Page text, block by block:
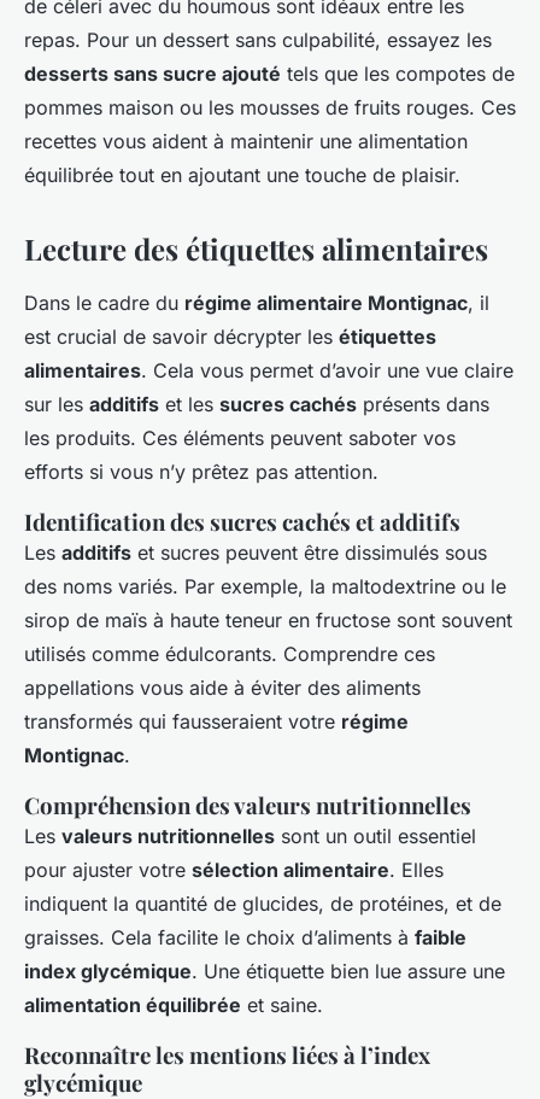
de céleri avec du houmous sont idéaux entre les
repas. Pour un dessert sans culpabilité, essayez les
desserts sans sucre ajouté tels que les compotes de
pommes maison ou les mousses de fruits rouges. Ces
recettes vous aident à maintenir une alimentation
équilibrée tout en ajoutant une touche de plaisir.
Lecture des étiquettes alimentaires
Dans le cadre du régime alimentaire Montignac, il
est crucial de savoir décrypter les étiquettes
alimentaires. Cela vous permet d’avoir une vue claire
sur les additifs et les sucres cachés présents dans
les produits. Ces éléments peuvent saboter vos
efforts si vous n’y prêtez pas attention.
Identification des sucres cachés et additifs
Les additifs et sucres peuvent être dissimulés sous
des noms variés. Par exemple, la maltodextrine ou le
sirop de maïs à haute teneur en fructose sont souvent
utilisés comme édulcorants. Comprendre ces
appellations vous aide à éviter des aliments
transformés qui fausseraient votre régime
Montignac.
Compréhension des valeurs nutritionnelles
Les valeurs nutritionnelles sont un outil essentiel
pour ajuster votre sélection alimentaire. Elles
indiquent la quantité de glucides, de protéines, et de
graisses. Cela facilite le choix d’aliments à faible
index glycémique. Une étiquette bien lue assure une
alimentation équilibrée et saine.
Reconnaître les mentions liées à l’index
glycémique